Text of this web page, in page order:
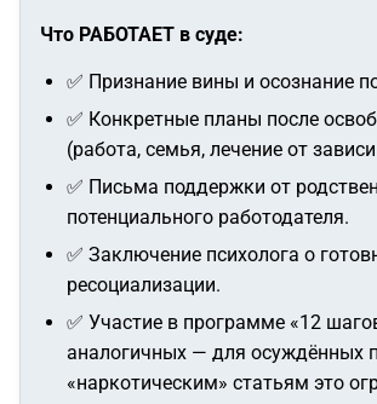
Что РАБОТАЕТ в суде:
✅ Признание вины и осознание
✅ Конкретные планы после
(работа, семья, лечение от
✅ Письма поддержки от
потенциального работодателя.
✅ Заключение психолога о
ресоциализации.
✅ Участие в программе «12
аналогичных — для осуждённых
«наркотическим» статьям это